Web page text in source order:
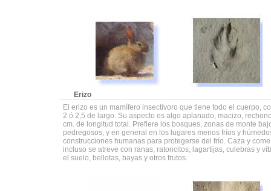
Erizo
El erizo es un mamífero insectívoro que tiene todo el cuerpo,
2 ó 2,5 de largo. Su aspecto es algo aplanado, macizo,
cm. de longitud total. Prefiere los bosques, zonas de monte
pedregosos, y en general en los lugares menos fríos y
construcciones humanas para protegerse del frío. Caza y
incluso se atreve con ranas, ratoncitos, lagartijas, culebras y
el suelo, bellotas, bayas y otros frutos.